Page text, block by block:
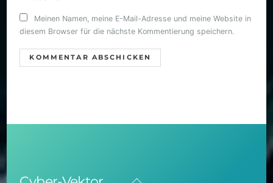
Meinen Namen, meine E-Mail-Adresse und meine Website in
diesem Browser für die nächste Kommentierung speichern.
Back